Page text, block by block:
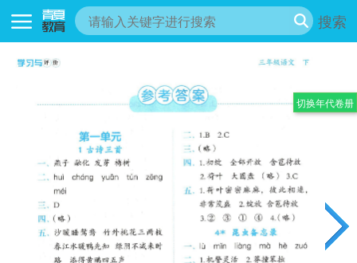
搜索
切换年代卷册